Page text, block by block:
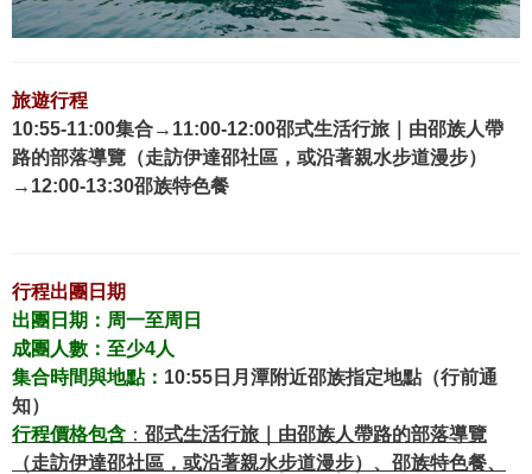
旅遊行程
10:55-11:00集合→11:00-12:00邵式生活行旅｜由邵族人帶
路的部落導覽（走訪伊達邵社區，或沿著親水步道漫步）
→12:00-13:30邵族特色餐
行程出團日期
出團日期：周一至周日
成團人數：至少4人
集合時間與地點： 10:55日月潭附近邵族指定地點（行前通
知）
行程價格包含 ： 邵式生活行旅｜由邵族人帶路的部落導覽
（走訪伊達邵社區，或沿著親水步道漫步）、邵族特色餐、